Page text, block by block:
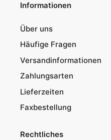
Informationen
Über uns
Häufige Fragen
Versandinformationen
Zahlungsarten
Lieferzeiten
Faxbestellung
Rechtliches